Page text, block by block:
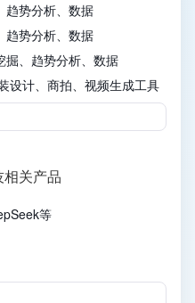
趋势分析、数据
趋势分析、数据
掘、趋势分析、数据
设计、商拍、视频生成工具
关产品
等